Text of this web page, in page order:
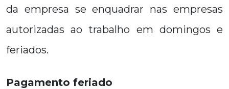
da empresa se enquadrar nas empresas
autorizadas ao trabalho em domingos e
feriados.
Pagamento feriado